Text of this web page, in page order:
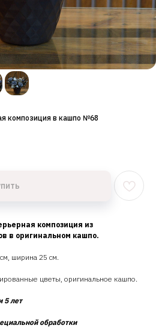
композиция в кашпо №68
композиция из
в оригинальном кашпо.
ширина 25 см.
цветы, оригинальное кашпо.
5 лет
обработки